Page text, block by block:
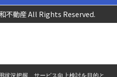
不動産 All Rights Reserved.
状況把握、サービス向上検討を目的と